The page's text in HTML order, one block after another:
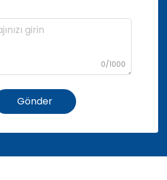
0/1000
Gönder